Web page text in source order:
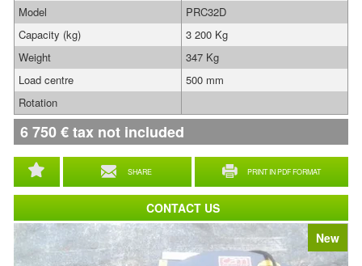
New
SHARE PRINT IN PDF FORMAT
Model
PRC32D
Capacity (kg)
3 200 Kg
Weight
347 Kg
Load centre
500 mm
Rotation
6 750€tax not included
CONTACT US